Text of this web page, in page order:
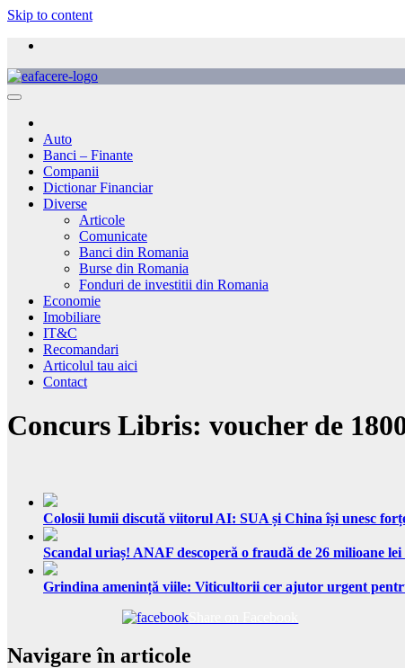
Skip to content
Auto
Banci – Finante
Companii
Dictionar Financiar
Diverse
Articole
Comunicate
Banci din Romania
Burse din Romania
Fonduri de investitii din Romania
Economie
Imobiliare
IT&C
Recomandari
Articolul tau aici
Contact
Concurs Libris: voucher de
Colosii lumii discută viitorul AI: SUA și China își unesc
Scandal uriaș! ANAF descoperă o fraudă de 26 milioane
Grindina amenință viile: Viticultorii cer ajutor urgent
Navigare în articole